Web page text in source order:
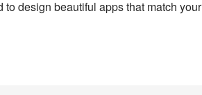
design beautiful apps that match your